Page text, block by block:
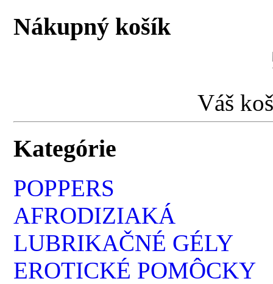
Nákupný košík
Váš
Kategórie
POPPERS
AFRODIZIAKÁ
LUBRIKAČNÉ GÉLY
EROTICKÉ POMÔCKY